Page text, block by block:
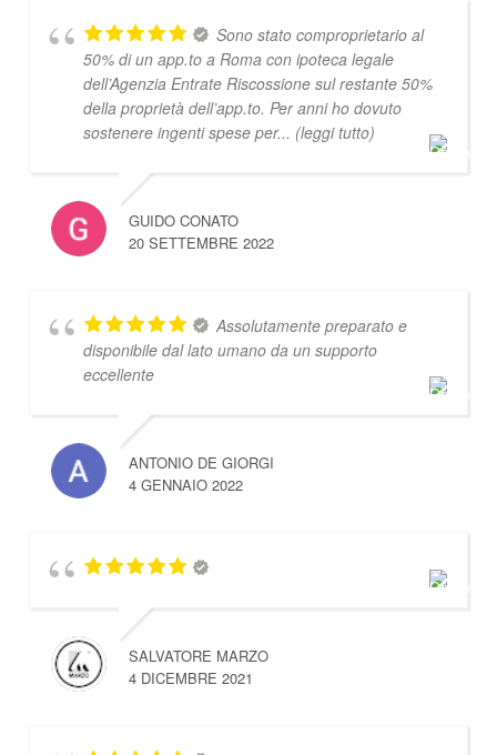
Sono stato comproprietario al
50% di un app.to a Roma con ipoteca legale
dell’Agenzia Entrate Riscossione sul restante 50%
della proprietà dell’app.to. Per anni ho dovuto
sostenere ingenti spese per... (leggi tutto)
GUIDO CONATO
20 SETTEMBRE 2022
Assolutamente preparato e
disponibile dal lato umano da un supporto
eccellente
ANTONIO DE GIORGI
4 GENNAIO 2022
SALVATORE MARZO
4 DICEMBRE 2021